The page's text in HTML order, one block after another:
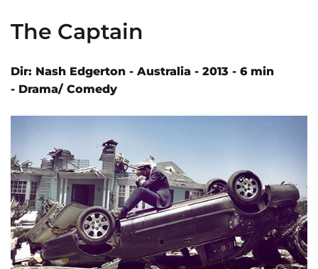
The Captain
Dir: Nash Edgerton - Australia - 2013 - 6 min
- Drama/ Comedy